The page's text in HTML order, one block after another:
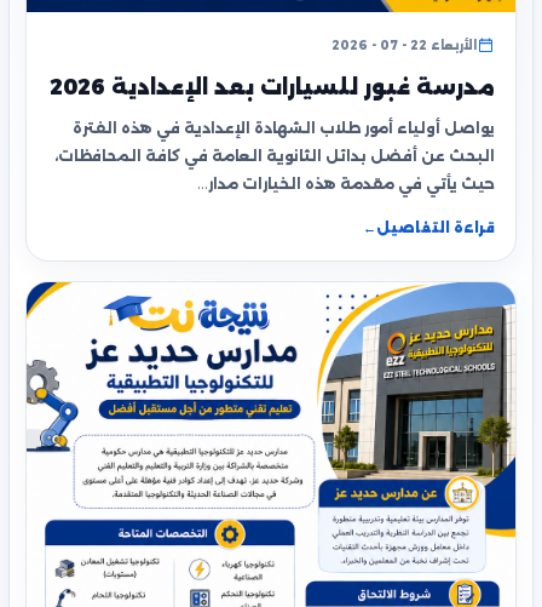
الأربعاء 22 - 07 - 2026
مدرسة غبور للسيارات بعد الإعدادية 2026
يواصل أولياء أمور طلاب الشهادة الإعدادية في هذه الفترة
البحث عن أفضل بدائل الثانوية العامة في كافة المحافظات،
حيث يأتي في مقدمة هذه الخيارات مدار…
قراءة التفاصيل ←